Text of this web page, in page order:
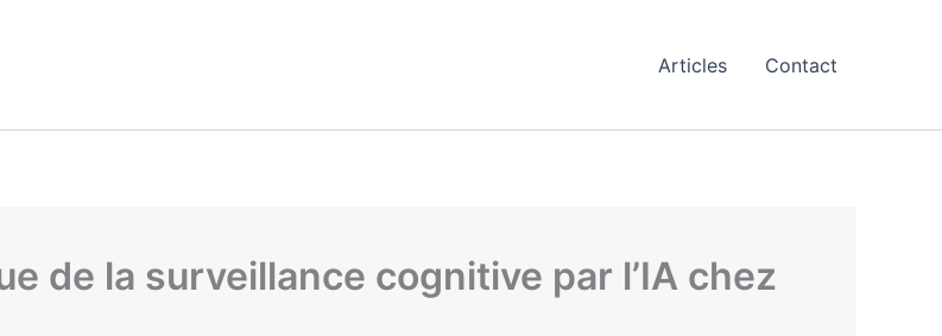
Articles Contact
de la surveillance cognitive par l’IA chez